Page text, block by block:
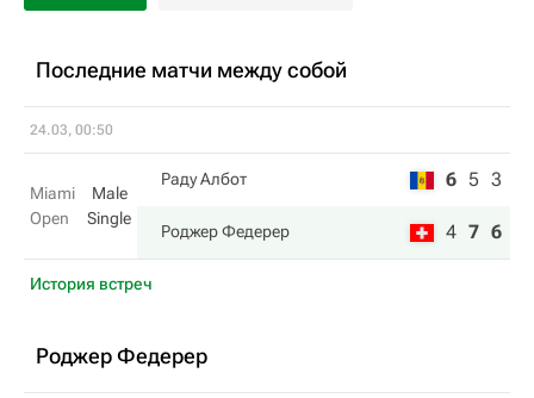
Последние матчи между собой
24.03, 00:50
Miami
Open
Male
Single
Раду Албот 6 5 3
Роджер Федерер 4 7 6
История встреч
Роджер Федерер